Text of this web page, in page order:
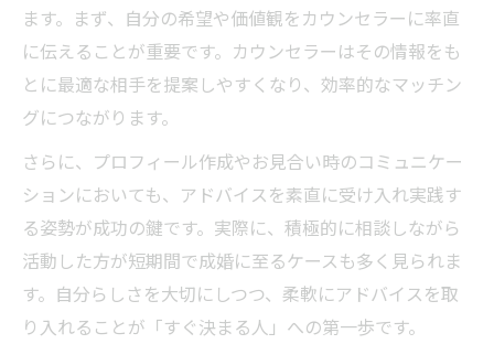
ます。まず、自分の希望や価値観をカウンセラーに率直
に伝えることが重要です。カウンセラーはその情報をも
とに最適な相手を提案しやすくなり、効率的なマッチン
グにつながります。
さらに、プロフィール作成やお見合い時のコミュニケー
ションにおいても、アドバイスを素直に受け入れ実践す
る姿勢が成功の鍵です。実際に、積極的に相談しながら
活動した方が短期間で成婚に至るケースも多く見られま
す。自分らしさを大切にしつつ、柔軟にアドバイスを取
り入れることが「すぐ決まる人」への第一歩です。